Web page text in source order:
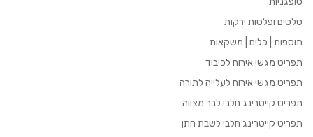
סלטים ופלטות ירקות
תוספות | כלים | משקאות
תפריט מגשי אירוח לכיבוד
תפריט מגשי אירוח לעלייה לתורה
תפריט קייטרינג חלבי לבר מצווה
תפריט קייטרינג חלבי לשבת חתן